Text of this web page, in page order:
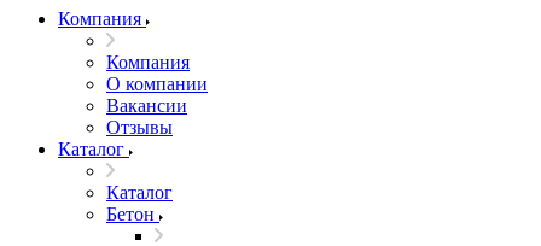
Компания
Компания
О компании
Вакансии
Отзывы
Каталог
Каталог
Бетон